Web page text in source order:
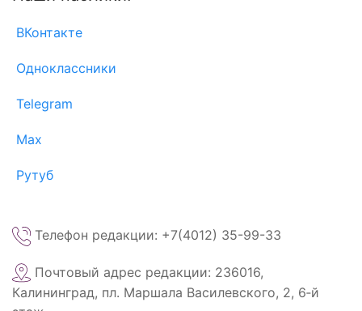
ВКонтакте
Одноклассники
Telegram
Max
Рутуб
Телефон редакции: +7(4012) 35-99-33
Почтовый адрес редакции: 236016,
Калининград, пл. Маршала Василевского, 2, 6‑й